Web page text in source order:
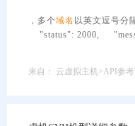
，多个域名 以英文逗号分
"status": 2000,
来自： 云虚拟主机>API参